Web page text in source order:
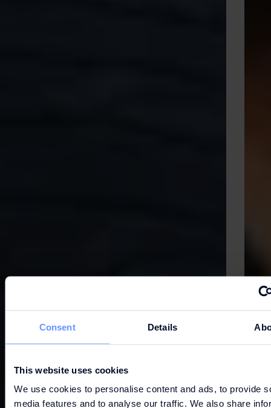
Consent Details
This website uses cookies
We use cookies to personalise content and ads, to provide
media features and to analyse our traffic. We also share